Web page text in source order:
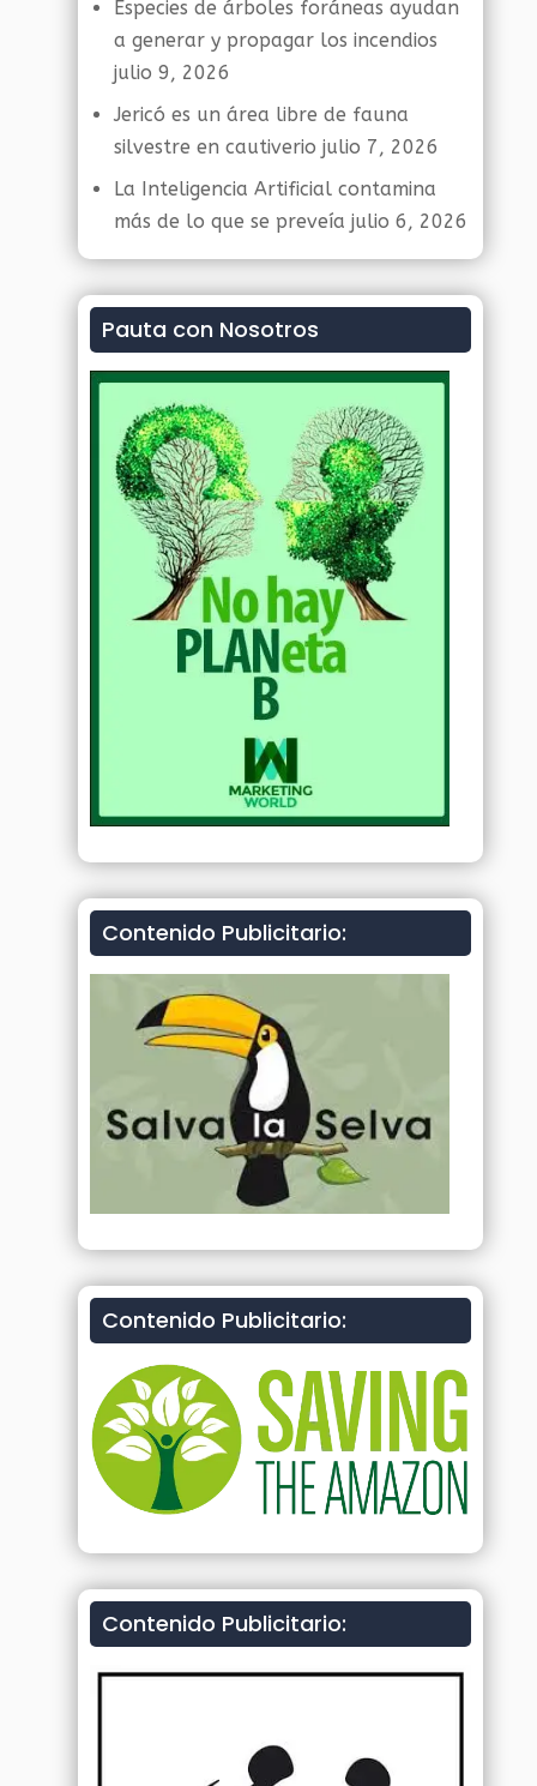
Especies de árboles foráneas ayudan
a generar y propagar los incendios
julio 9, 2026
Jericó es un área libre de fauna
silvestre en cautiverio julio 7, 2026
La Inteligencia Artificial contamina
más de lo que se preveía julio 6, 2026
Pauta con Nosotros
Contenido Publicitario:
Contenido Publicitario:
Contenido Publicitario: